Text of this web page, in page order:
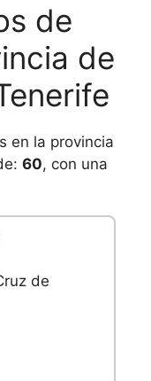
de
de
en la provincia
60, con una
de